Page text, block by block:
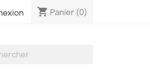
shopping_cart Panier (0)